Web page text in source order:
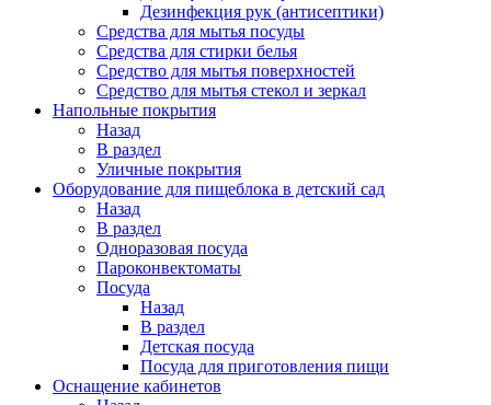
Дезинфекция рук (антисептики)
Средства для мытья посуды
Средства для стирки белья
Средство для мытья поверхностей
Средство для мытья стекол и зеркал
Напольные покрытия
Назад
В раздел
Уличные покрытия
Оборудование для пищеблока в детский сад
Назад
В раздел
Одноразовая посуда
Пароконвектоматы
Посуда
Назад
В раздел
Детская посуда
Посуда для приготовления пищи
Оснащение кабинетов